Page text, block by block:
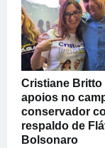
Cristiane Britto
apoios no
conservador
respaldo de
Bolsonaro